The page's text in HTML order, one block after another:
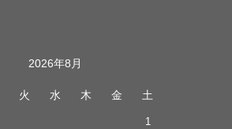
2026年8月
火 水 木 金 土
1